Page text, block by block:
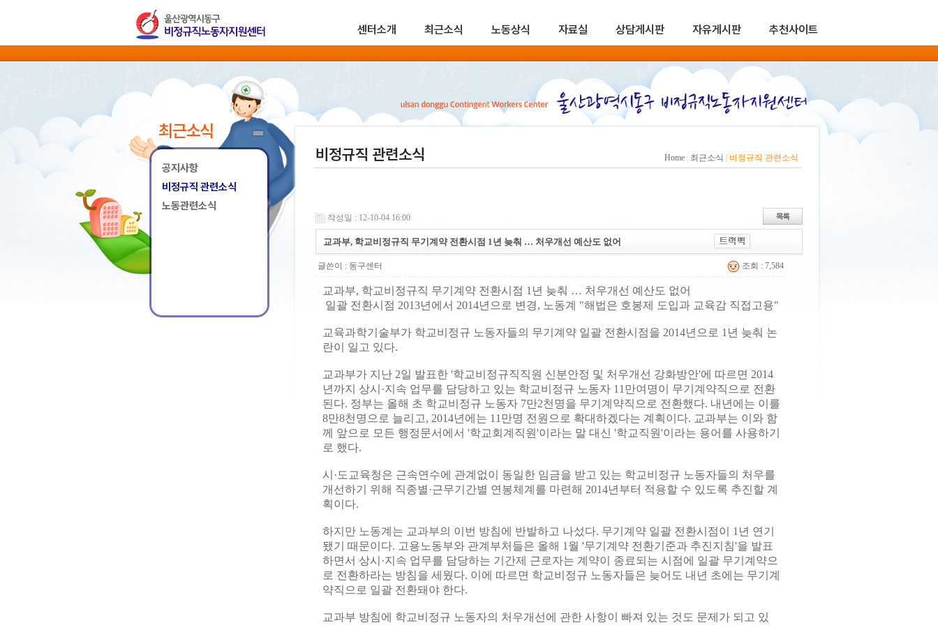
센터소개 최근소식 노동상식 자료실 상담게시판 자유게시판 추천사이트
최근소식
공지사항
비정규직 관련소식
노동관련소식
비정규직 관련소식 Home 최근소식 비정규직 관련소식
작성일 : 12-10-04 16:00
교과부, 학교비정규직 무기계약 전환시점 1년 늦춰 … 처우개선 예산도 없어
글쓴이 : 동구센터 조회 : 7,584
교과부, 학교비정규직 무기계약 전환시점 1년 늦춰 … 처우개선 예산도 없어
일괄 전환시점 2013년에서 2014년으로 변경, 노동계 "해법은 호봉제 도입과 교육감 직접고용"
교육과학기술부가 학교비정규 노동자들의 무기계약 일괄 전환시점을 2014년으로 1년 늦춰 논
란이 일고 있다.
교과부가 지난 2일 발표한 '학교비정규직직원 신분안정 및 처우개선 강화방안'에 따르면 2014
년까지 상시·지속 업무를 담당하고 있는 학교비정규 노동자 11만여명이 무기계약직으로 전환
된다. 정부는 올해 초 학교비정규 노동자 7만2천명을 무기계약직으로 전환했다. 내년에는 이를
8만8천명으로 늘리고, 2014년에는 11만명 전원으로 확대하겠다는 계획이다. 교과부는 이와 함
께 앞으로 모든 행정문서에서 '학교회계직원'이라는 말 대신 '학교직원'이라는 용어를 사용하기
로 했다.
시·도교육청은 근속연수에 관계없이 동일한 임금을 받고 있는 학교비정규 노동자들의 처우를
개선하기 위해 직종별·근무기간별 연봉체계를 마련해 2014년부터 적용할 수 있도록 추진할 계
획이다.
하지만 노동계는 교과부의 이번 방침에 반발하고 나섰다. 무기계약 일괄 전환시점이 1년 연기
됐기 때문이다. 고용노동부와 관계부처들은 올해 1월 '무기계약 전환기준과 추진지침'을 발표
하면서 상시·지속 업무를 담당하는 기간제 근로자는 계약이 종료되는 시점에 일괄 무기계약으
로 전환하라는 방침을 세웠다. 이에 따르면 학교비정규 노동자들은 늦어도 내년 초에는 무기계
약직으로 일괄 전환돼야 한다.
교과부 방침에 학교비정규 노동자의 처우개선에 관한 사항이 빠져 있는 것도 문제가 되고 있